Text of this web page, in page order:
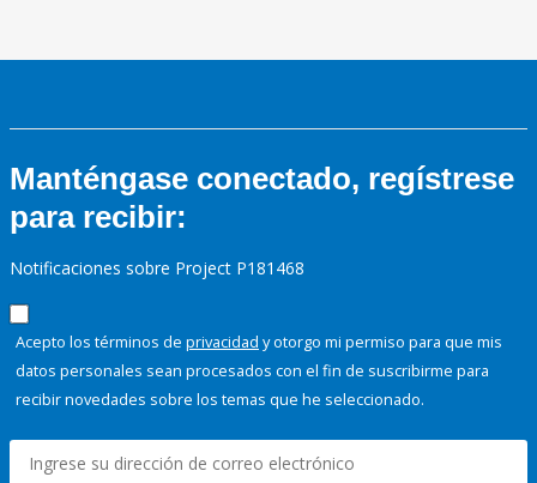
Manténgase conectado, regístrese
para recibir:
Notificaciones sobre Project P181468
Acepto los términos de privacidad y otorgo mi permiso para que mis
datos personales sean procesados con el fin de suscribirme para
recibir novedades sobre los temas que he seleccionado.